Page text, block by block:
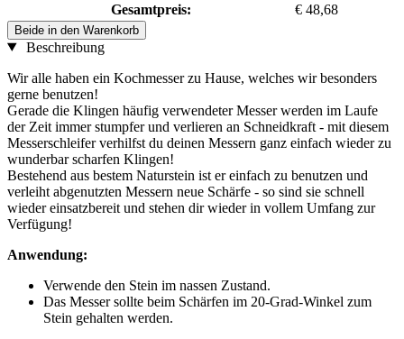
Gesamtpreis:
€ 48,68
Beide in den Warenkorb
Beschreibung
Wir alle haben ein Kochmesser zu Hause, welches wir besonders
gerne benutzen!
Gerade die Klingen häufig verwendeter Messer werden im Laufe
der Zeit immer stumpfer und verlieren an Schneidkraft - mit diesem
Messerschleifer verhilfst du deinen Messern ganz einfach wieder zu
wunderbar scharfen Klingen!
Bestehend aus bestem Naturstein ist er einfach zu benutzen und
verleiht abgenutzten Messern neue Schärfe - so sind sie schnell
wieder einsatzbereit und stehen dir wieder in vollem Umfang zur
Verfügung!
Anwendung:
Verwende den Stein im nassen Zustand.
Das Messer sollte beim Schärfen im 20-Grad-Winkel zum
Stein gehalten werden.